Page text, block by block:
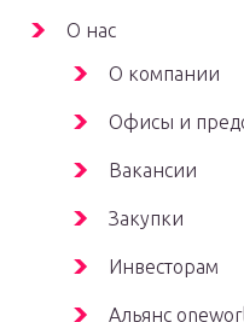
О нас
О компании
Офисы и
Вакансии
Закупки
Инвесторам
Альянс